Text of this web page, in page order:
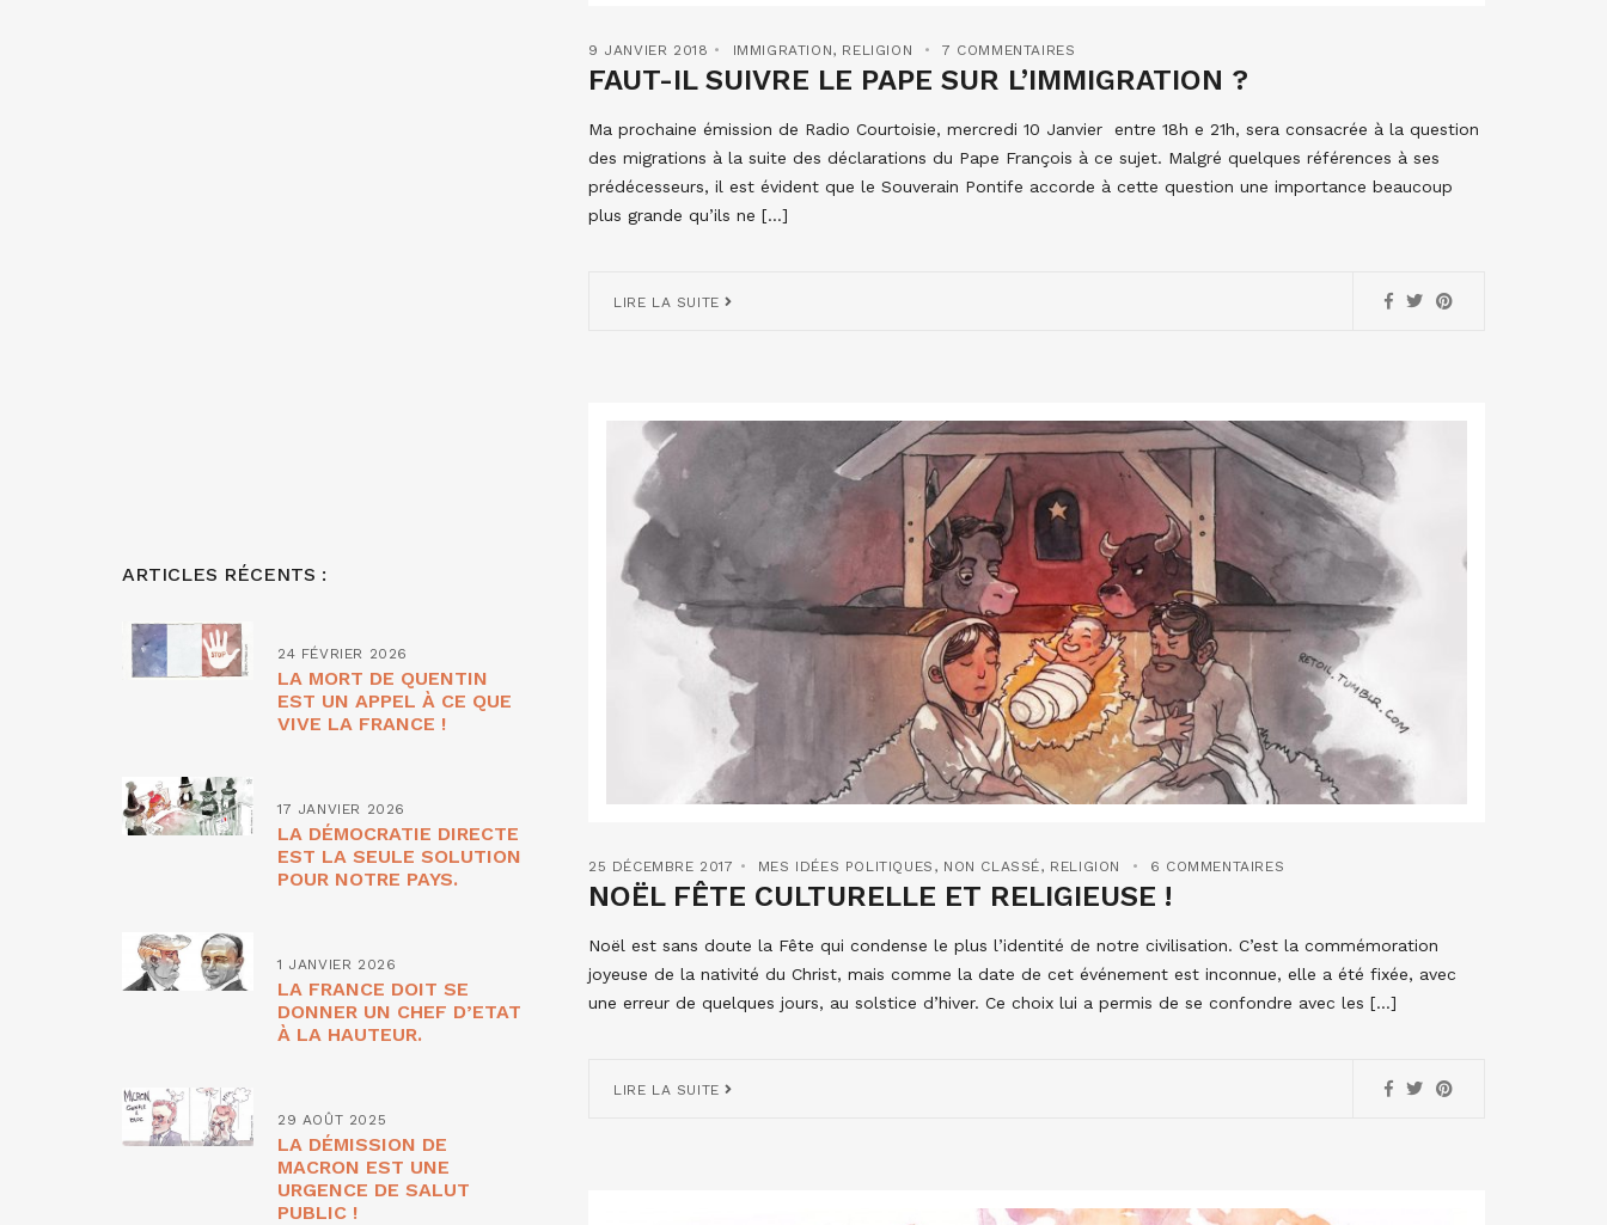
9 JANVIER 2018 IMMIGRATION, RELIGION 7 COMMENTAIRES
FAUT-IL SUIVRE LE PAPE SUR L’IMMIGRATION ?
Ma prochaine émission de Radio Courtoisie, mercredi 10 Janvier entre 18h e 21h, sera consacrée à la question
des migrations à la suite des déclarations du Pape François à ce sujet. Malgré quelques références à ses
prédécesseurs, il est évident que le Souverain Pontife accorde à cette question une importance beaucoup
plus grande qu’ils ne […]
LIRE LA SUITE
25 DÉCEMBRE 2017 MES IDÉES POLITIQUES , NON CLASSÉ, RELIGION 6 COMMENTAIRES
NOËL FÊTE CULTURELLE ET RELIGIEUSE !
Noël est sans doute la Fête qui condense le plus l’identité de notre civilisation. C’est la commémoration
joyeuse de la nativité du Christ, mais comme la date de cet événement est inconnue, elle a été fixée, avec
une erreur de quelques jours, au solstice d’hiver. Ce choix lui a permis de se confondre avec les […]
LIRE LA SUITE
ARTICLES RÉCENTS :
24 FÉVRIER 2026
LA MORT DE QUENTIN
EST UN APPEL À CE QUE
VIVE LA FRANCE !
17 JANVIER 2026
LA DÉMOCRATIE DIRECTE
EST LA SEULE SOLUTION
POUR NOTRE PAYS.
1 JANVIER 2026
LA FRANCE DOIT SE
DONNER UN CHEF D’ETAT
À LA HAUTEUR.
29 AOÛT 2025
LA DÉMISSION DE
MACRON EST UNE
URGENCE DE SALUT
PUBLIC !